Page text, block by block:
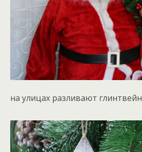
на улицах разливают глинтвейн